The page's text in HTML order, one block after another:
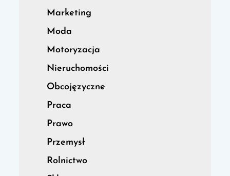
Marketing
Moda
Motoryzacja
Nieruchomości
Obcojęzyczne
Praca
Prawo
Przemysł
Rolnictwo